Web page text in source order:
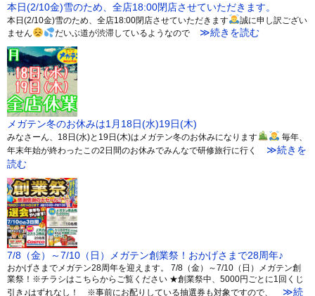
本日(2/10金)雪のため、全店18:00閉店させていただきます。
本日(2/10金)雪のため、全店18:00閉店させていただきます
誠に申し訳ござい
ません
だいぶ道が渋滞しているようなので≫続きを読む
メガテン冬のお休みは1月18日(水)19日(木)
みなさーん、18日(水)と19日(木)はメガテン冬のお休みになります
毎年、
年末年始が終わったこの2日間のお休みでみんなで研修旅行に行く
≫続きを
読む
7/8（金）～7/10（日）メガテン創業祭！おかげさまで28周年♪
おかげさまでメガテン28周年を迎えます。 7/8（金）～7/10（日）メガテン創
業祭！※チラシはこちらからご覧ください ★創業祭中、5000円ごとに1回くじ
引き♪はずれなし！ ※事前にお配りしている抽選券も対象ですので、
≫続